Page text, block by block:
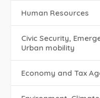
Human Resources
Civic Security,
Urban mobility
Economy and Tax